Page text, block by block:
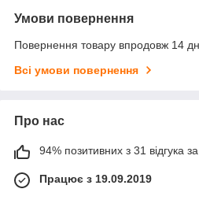
Умови повернення
Повернення товару впродовж 14
Всі умови повернення
Про нас
94% позитивних з 31 відгука за
Працює з 19.09.2019